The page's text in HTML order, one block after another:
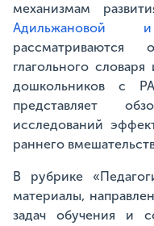
механизмам
рассматриваются
глагольного
дошкольников с
представляет
исследований
раннего
В рубрике
материалы,
задач обучения и